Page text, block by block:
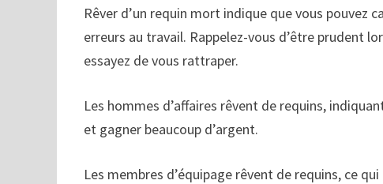
Rêver d’un requin mort indique que vous pouvez
erreurs au travail. Rappelez-vous d’être prudent
essayez de vous rattraper.
Les hommes d’affaires rêvent de requins,
et gagner beaucoup d’argent.
Les membres d’équipage rêvent de requins, ce